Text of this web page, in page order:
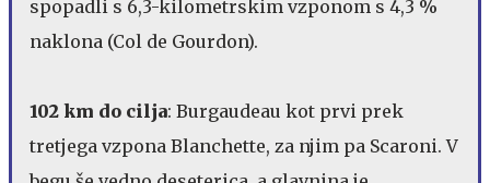
spopadli s 6,3-kilometrskim vzponom s 4,3 %
naklona (Col de Gourdon).
102 km do cilja: Burgaudeau kot prvi prek
tretjega vzpona Blanchette, za njim pa Scaroni. V